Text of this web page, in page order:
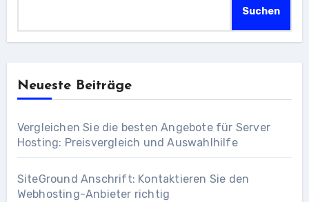
Suchen
Neueste Beiträge
Vergleichen Sie die besten Angebote für Server
Hosting: Preisvergleich und Auswahlhilfe
SiteGround Anschrift: Kontaktieren Sie den
Webhosting-Anbieter richtig